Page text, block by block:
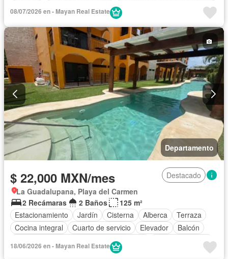
Circuito cerrado de televisión
Agua
Vista panorámica
Recámara con closet
Completamente amueblado
08/07/2026 en - Mayan Real Estate
Departamento
$ 22,000 MXN/mes
Destacado
La Guadalupana, Playa del Carmen
2 Recámaras
2 Baños
125 m²
Estacionamiento
Jardín Cisterna Alberca
Terraza
Cocina integral
Cuarto de servicio Elevador
Balcón
Acceso para personas con discapacidad
Cocina equipada
Bodega Aire acondicionado
18/06/2026 en - Mayan Real Estate